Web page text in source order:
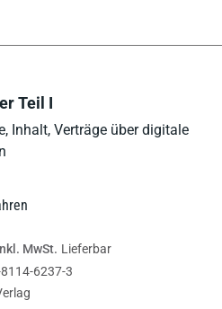
Teil I
Inhalt, Verträge über digitale
MwSt. Lieferbar
6237-3